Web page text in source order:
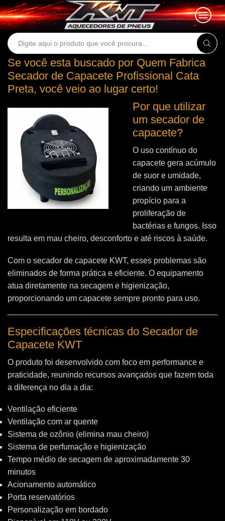
Search
Se você esta buscado por Quem Fabrica
Secador de Capacete Profissional Cata
Preta, você veio ao lugar certo!
Por que utilizar
um secador de
capacete?
O uso contínuo do
capacete gera acúmulo
de suor e umidade,
criando um ambiente
propício para a
proliferação de
bactérias e fungos. Isso
resulta em mau cheiro, desconforto e até riscos à saúde.
Com o secador de capacete KWT, esses problemas são
eliminados de forma prática e eficiente. O equipamento
atua diretamente na secagem e higienização,
proporcionando um capacete sempre pronto para uso.
Especificações técnicas do Secador de
Capacete KWT
O produto foi desenvolvido com foco em performance e
praticidade, reunindo recursos avançados que fazem toda
a diferença no dia a dia:
Ventilação eficiente
Ventilação com ar quente
Sistema de ozônio (elimina mau cheiro)
Sistema de perfumação e higienização
Tempo médio de secagem de aproximadamente 30
minutos
Acionamento automático
Porta reservatórios
Personalização em bordado